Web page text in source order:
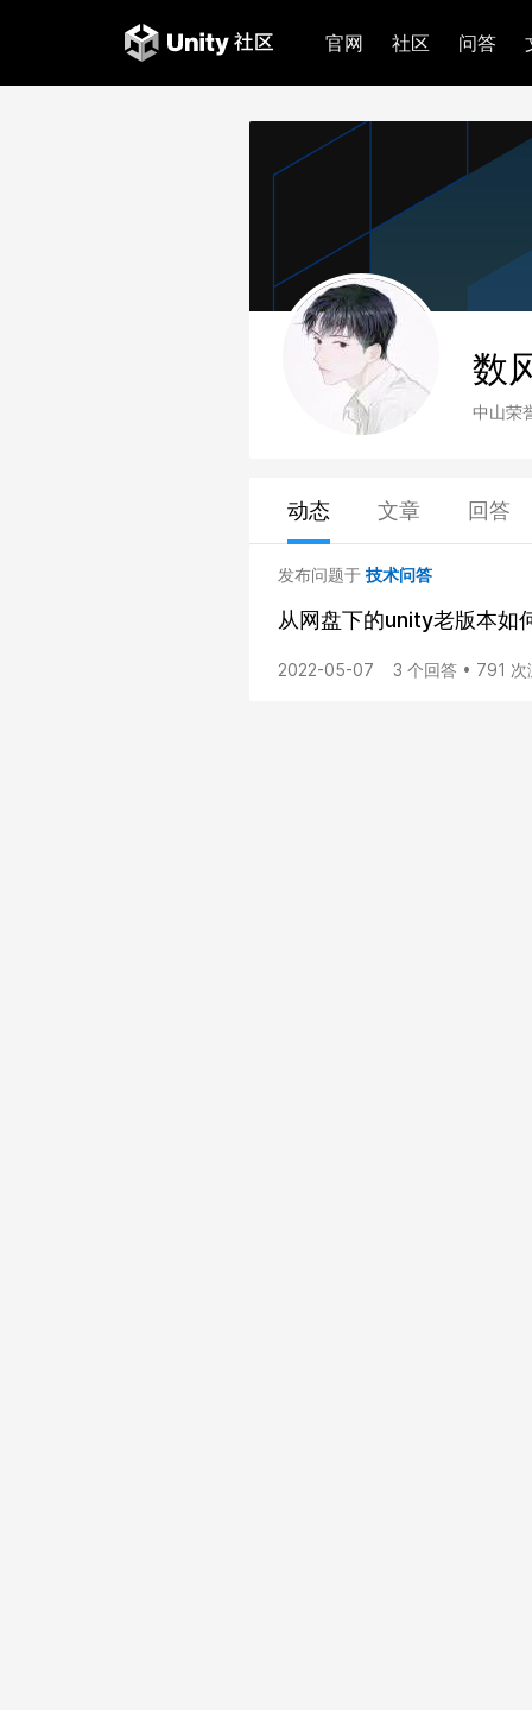
官网 社区 问答
数
中山荣
动态 文章 回答
发布问题于 技术问答
从网盘下的unity老版本如
2022-05-07 3 个回答 • 791 次